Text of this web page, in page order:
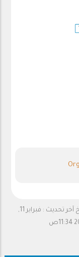
آخر تحديث :
فبراير 11,